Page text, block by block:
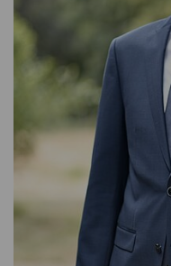
INVESTMENT
SARA